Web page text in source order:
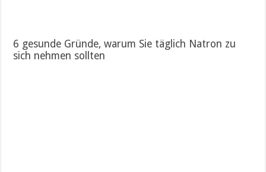
6 gesunde Gründe, warum Sie täglich Natron zu
sich nehmen sollten